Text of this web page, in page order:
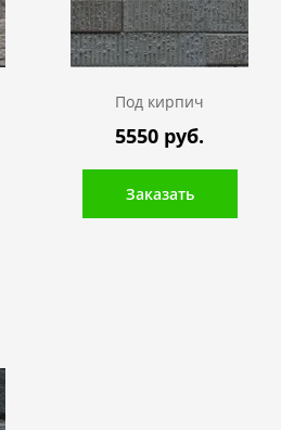
Под кирпич
5550 руб.
Заказать